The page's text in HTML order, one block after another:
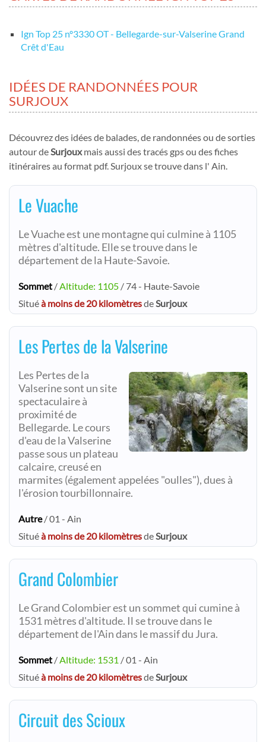
Ign Top 25 nº3330 OT - Bellegarde-sur-Valserine Grand
Crêt d'Eau
IDÉES DE RANDONNÉES POUR
SURJOUX
Découvrez des idées de balades, de randonnées ou de sorties
autour deSurjouxmais aussi des tracés gps ou des fiches
itinéraires au format pdf. Surjoux se trouve dans l' Ain.
Le Vuache
Le Vuache est une montagne qui culmine à 1105
mètres d'altitude. Elle se trouve dans le
département de la Haute-Savoie.
Sommet /Altitude: 1105 / 74 - Haute-Savoie
Situéà moins de 20 kilomètresdeSurjoux
Les Pertes de la Valserine
Les Pertes de la
Valserine sont un site
spectaculaire à
proximité de
Bellegarde. Le cours
d'eau de la Valserine
passe sous un plateau
calcaire, creusé en
marmites (également appelées "oulles"), dues à
l'érosion tourbillonnaire.
Autre/ 01 - Ain
Situéà moins de 20 kilomètresdeSurjoux
Grand Colombier
Le Grand Colombier est un sommet qui cumine à
1531 mètres d'altitude. Il se trouve dans le
département de l'Ain dans le massif du Jura.
Sommet /Altitude: 1531 / 01 - Ain
Situéà moins de 20 kilomètresdeSurjoux
Circuit des Scioux